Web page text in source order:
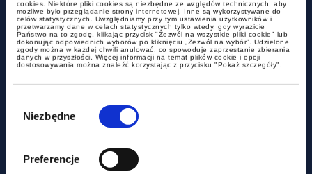
cookies. Niektóre pliki cookies są niezbędne ze względów technicznych, aby
możliwe było przeglądanie strony internetowej. Inne są wykorzystywane do
celów statystycznych. Uwzględniamy przy tym ustawienia użytkowników i
przetwarzamy dane w celach statystycznych tylko wtedy, gdy wyrazicie
Państwo na to zgodę, klikając przycisk "Zezwól na wszystkie pliki cookie" lub
dokonując odpowiednich wyborów po kliknięciu „Zezwól na wybór”. Udzielone
zgody można w każdej chwili anulować, co spowoduje zaprzestanie zbierania
danych w przyszłości. Więcej informacji na temat plików cookie i opcji
dostosowywania można znaleźć korzystając z przycisku "Pokaż szczegóły".
zgody
Niezbędne
Preferencje
aktualności
Czy miasto może być
podatnikiem akcyzy?